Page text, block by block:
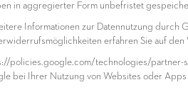
in aggregierter Form unbefristet
Informationen zur Datennutzung durch
erfahren Sie auf den
policies.google.com/technologies/partner-
bei Ihrer Nutzung von Websites oder Apps